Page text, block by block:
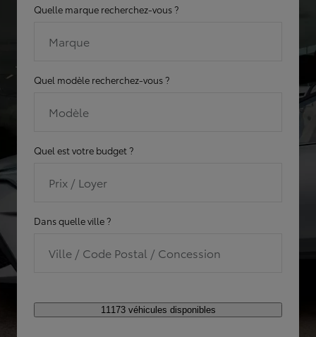
Quelle marque recherchez-vous ?
Marque
Quel modèle recherchez-vous ?
Modèle
Quel est votre budget ?
Prix / Loyer
Dans quelle ville ?
Ville / Code Postal / Concession
11173 véhicules disponibles